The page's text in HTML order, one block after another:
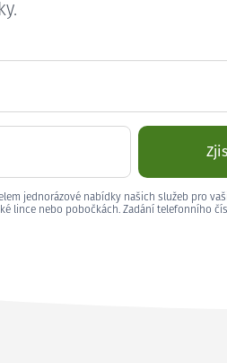
jednorázové nabídky našich služeb pro
lince nebo pobočkách. Zadání telefonního